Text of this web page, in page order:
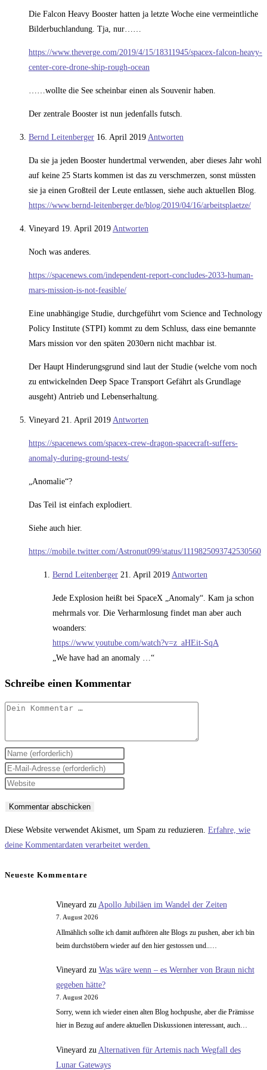
Die Falcon Heavy Booster hatten ja letzte Woche eine vermeintliche
Bilderbuchlandung. Tja, nur……
https://www.theverge.com/2019/4/15/18311945/spacex-falcon-heavy-
center-core-drone-ship-rough-ocean
……wollte die See scheinbar einen als Souvenir haben.
Der zentrale Booster ist nun jedenfalls futsch.
Bernd Leitenberger 16. April 2019 Antworten
Da sie ja jeden Booster hundertmal verwenden, aber dieses Jahr wohl
auf keine 25 Starts kommen ist das zu verschmerzen, sonst müssten
sie ja einen Großteil der Leute entlassen, siehe auch aktuellen Blog.
https://www.bernd-leitenberger.de/blog/2019/04/16/arbeitsplaetze/
Vineyard 19. April 2019 Antworten
Noch was anderes.
https://spacenews.com/independent-report-concludes-2033-human-
mars-mission-is-not-feasible/
Eine unabhängige Studie, durchgeführt vom Science and Technology
Policy Institute (STPI) kommt zu dem Schluss, dass eine bemannte
Mars mission vor den späten 2030ern nicht machbar ist.
Der Haupt Hinderungsgrund sind laut der Studie (welche vom noch
zu entwickelnden Deep Space Transport Gefährt als Grundlage
ausgeht) Antrieb und Lebenserhaltung.
Vineyard 21. April 2019 Antworten
https://spacenews.com/spacex-crew-dragon-spacecraft-suffers-
anomaly-during-ground-tests/
„Anomalie“?
Das Teil ist einfach explodiert.
Siehe auch hier.
https://mobile.twitter.com/Astronut099/status/1119825093742530560
Bernd Leitenberger 21. April 2019 Antworten
Jede Explosion heißt bei SpaceX „Anomaly“. Kam ja schon
mehrmals vor. Die Verharmlosung findet man aber auch
woanders:
https://www.youtube.com/watch?v=z_aHEit-SqA
„We have had an anomaly …“
Schreibe einen Kommentar
Kommentar
Gib
deinen
Namen
zum
Kommentieren
Gib
deine
Adresse
zum
ein
Gib
URL
ein
Diese Website verwendet Akismet, um Spam zu reduzieren. Erfahre, wie
deine Kommentardaten verarbeitet werden.
Neueste Kommentare
Vineyardzu Apollo Jubiläen im Wandel der Zeiten
7. August 2026
Allmählich sollte ich damit aufhören alte Blogs zu pushen, aber ich bin
beim durchstöbern wieder auf den hier gestossen und..…
Vineyard zu Was wäre wenn – es Wernher von Braun nicht
gegeben hätte?
7. August 2026
Sorry, wenn ich wieder einen alten Blog hochpushe, aber die Prämisse
hier in Bezug auf andere aktuellen Diskussionen interessant, auch…
Vineyard zu Alternativen für Artemis nach Wegfall des
Lunar Gateways